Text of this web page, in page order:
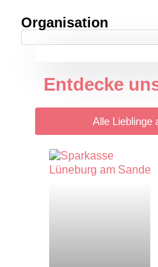
Entdecke
Alle Lieblinge
Organisation